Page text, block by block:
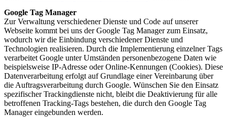
Google Tag Manager
Zur Verwaltung verschiedener Dienste und Code auf unserer
Webseite kommt bei uns der Google Tag Manager zum Einsatz,
wodurch wir die Einbindung verschiedener Dienste und
Technologien realisieren. Durch die Implementierung einzelner Tags
verarbeitet Google unter Umständen personenbezogene Daten wie
beispielsweise IP-Adresse oder Online-Kennungen (Cookies). Diese
Datenverarbeitung erfolgt auf Grundlage einer Vereinbarung über
die Auftragsverarbeitung durch Google. Wünschen Sie den Einsatz
spezifischer Trackingdienste nicht, bleibt die Deaktivierung für alle
betroffenen Tracking-Tags bestehen, die durch den Google Tag
Manager eingebunden werden.